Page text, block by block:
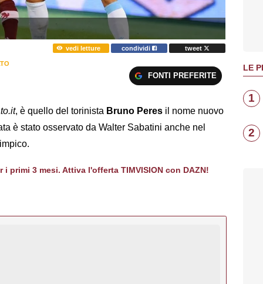
vedi letture condividi tweet
FONTI PREFERITE
, è quello del torinista Bruno Peres il nome nuovo
è stato osservato da Walter Sabatini anche nel
i primi 3 mesi. Attiva l'offerta TIMVISION con DAZN!
LE
1
2